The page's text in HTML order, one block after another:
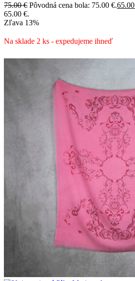
75.00€ Pôvodná cena bola: 75.00 €.65.00
65.00 €.
Zľava 13%
Na sklade 2 ks - expedujeme ihneď